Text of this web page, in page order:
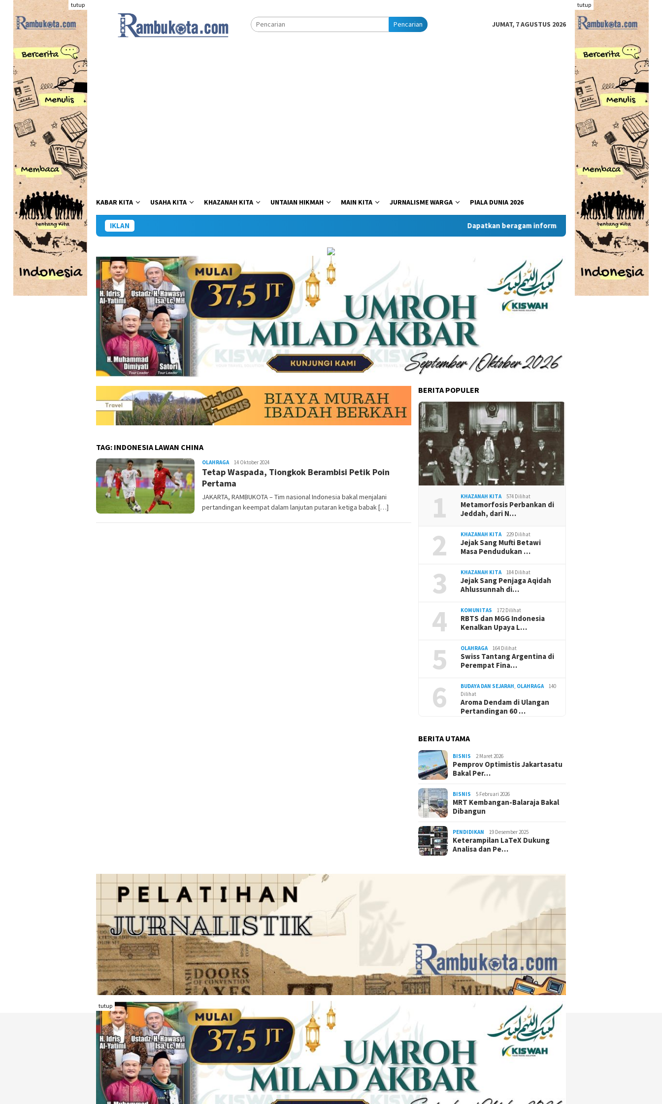
Loncat
konten
tutup tutup
Pencarian JUMAT, 7 AGUSTUS 2026
KABAR KITA USAHA KITA KHAZANAH KITA UNTAIAN HIKMAH MAIN KITA JURNALISME WARGA PIALA DUNIA 2026
IKLAN Dapatkan beragam informasi dan berita menarik dari situs
TAG: INDONESIA LAWAN CHINA
OLAHRAGAREDAKSI
RAMBUKOTA
14 Oktober 2024
Tetap Waspada, Tiongkok Berambisi Petik Poin
Pertama
JAKARTA, RAMBUKOTA – Tim nasional Indonesia bakal menjalani
pertandingan keempat dalam lanjutan putaran ketiga babak […]
BERITA POPULER
1 KHAZANAH KITA 574 Dilihat
Metamorfosis Perbankan di
Jeddah, dari N…
2 KHAZANAH KITA 229 Dilihat
Jejak Sang Mufti Betawi
Masa Pendudukan …
3 KHAZANAH KITA 184 Dilihat
Jejak Sang Penjaga Aqidah
Ahlussunnah di…
4 KOMUNITAS 172 Dilihat
RBTS dan MGG Indonesia
Kenalkan Upaya L…
5 OLAHRAGA 164 Dilihat
Swiss Tantang Argentina di
Perempat Fina…
6 BUDAYA DAN SEJARAH OLAHRAGA
140
Dilihat
Aroma Dendam di Ulangan
Pertandingan 60 …
BERITA UTAMA
BISNIS 2 Maret 2026
Pemprov Optimistis Jakartasatu
Bakal Per…
BISNIS 5 Februari 2026
MRT Kembangan-Balaraja Bakal
Dibangun
PENDIDIKAN 19 Desember 2025
Keterampilan LaTeX Dukung
Analisa dan Pe…
TENTANG RAMBU KOTA REDAKSI
DISCLAIMER
KONTAK KAMI
FORM PENGADUAN
PEDOMAN MEDIA SIBER
KARIR
JARINGAN SOCIAL
Facebook Twitter
Instagram
Linkedin
Youtube
tutup